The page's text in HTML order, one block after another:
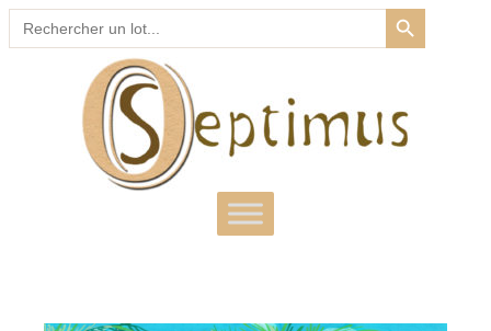
Search
for:
SEARCH BUTTON